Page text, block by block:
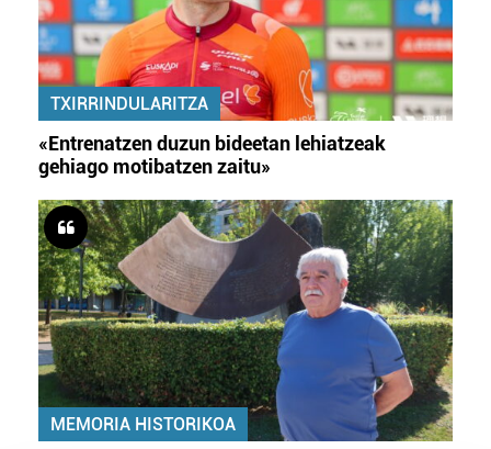
TXIRRINDULARITZA
«Entrenatzen duzun bideetan lehiatzeak
gehiago motibatzen zaitu»
MEMORIA HISTORIKOA